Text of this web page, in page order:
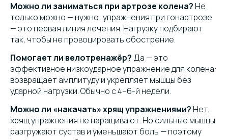
Можно ли заниматься при артрозе колена? Не
только можно — нужно: упражнения при гонартрозе
— это первая линия лечения. Нагрузку подбирают
так, чтобы не провоцировать обострение.
Помогает ли велотренажёр? Да — это
эффективное низкоударное упражнение для колена:
возвращает амплитуду и укрепляет мышцы без
ударной нагрузки. Обычно с 4–6-й недели.
Можно ли «накачать» хрящ упражнениями? Нет,
хрящ упражнения не наращивают. Но сильные мышцы
разгружают сустав и уменьшают боль — поэтому